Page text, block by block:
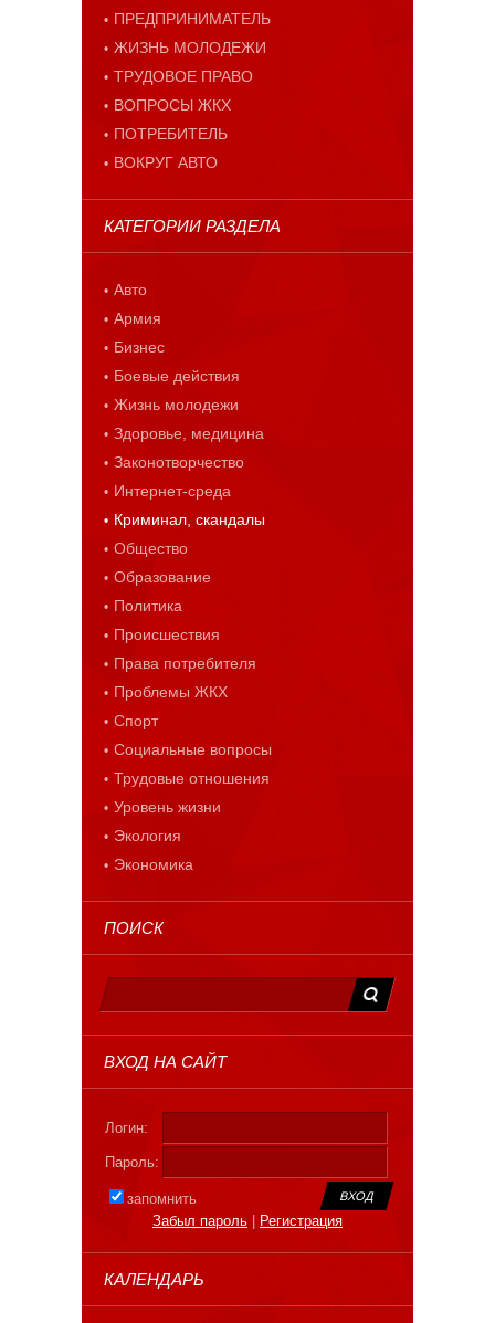
ПРЕДПРИНИМАТЕЛЬ
ЖИЗНЬ МОЛОДЕЖИ
ТРУДОВОЕ ПРАВО
ВОПРОСЫ ЖКХ
ПОТРЕБИТЕЛЬ
ВОКРУГ АВТО
КАТЕГОРИИ РАЗДЕЛА
Авто
Армия
Бизнес
Боевые действия
Жизнь молодежи
Здоровье, медицина
Законотворчество
Интернет-среда
Криминал, скандалы
Общество
Образование
Политика
Происшествия
Права потребителя
Проблемы ЖКХ
Спорт
Социальные вопросы
Трудовые отношения
Уровень жизни
Экология
Экономика
ПОИСК
ВХОД НА САЙТ
Логин:
Пароль:
запомнить
Забыл пароль
Регистрация
КАЛЕНДАРЬ